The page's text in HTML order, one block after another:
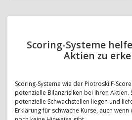
Scoring-Systeme
Aktien zu
Scoring-Systeme wie der Piotroski F-
potenzielle Bilanzrisiken bei ihren Aktien.
potenzielle Schwachstellen liegen und
Erklärung für schwache Kurse, auch